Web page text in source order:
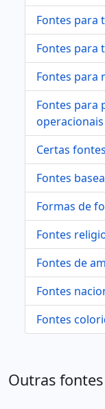
Fontes para
Fontes para
Fontes para
Fontes para
operacionais
Certas fontes
Fontes
Formas de
Fontes
Fontes de
Fontes
Fontes
Outras fontes